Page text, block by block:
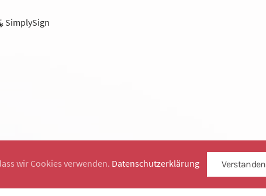
SimplySign
wir Cookies verwenden. Datenschutzerklärung Verstanden